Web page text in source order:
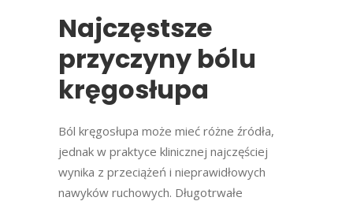
Najczęstsze
przyczyny bólu
kręgosłupa
Ból kręgosłupa może mieć różne źródła,
jednak w praktyce klinicznej najczęściej
wynika z przeciążeń i nieprawidłowych
nawyków ruchowych. Długotrwałe